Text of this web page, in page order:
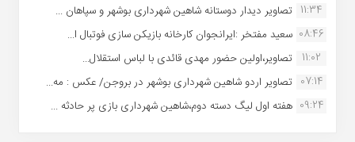
11:34 تصاویر دیدار دوستانه شاهین شهردارى بوشهر و سپاهان ...
08:46 سعید مفتخر :ایرانجوان کارخانه بازیکن سازی فوتبال ا...
11:02
تصاویر،اولین حضور مهدی قائدی با لباس استقلال...
07:14 تصاویر اردو شاهین شهرداری بوشهر در بروجن/ عکس : مه...
09:24 هفته اول لیگ دسته دوم،شاهین شهرداری بازی پر حادثه ...